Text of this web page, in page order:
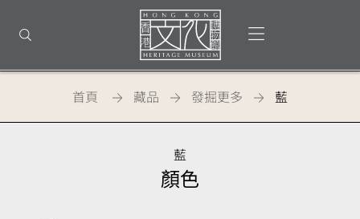
部
打開搜尋
首
頁
打開選單
首頁 藏品 發掘更多 藍
藍
顏色